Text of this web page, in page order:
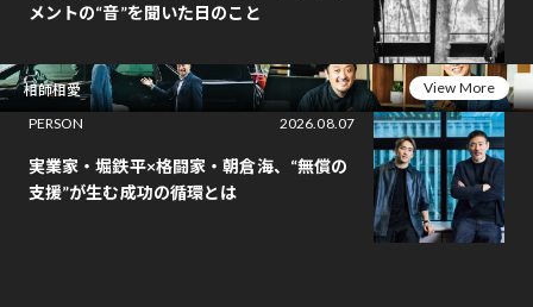
メントの“音”を聞いた日のこと
相師相愛
View More
PERSON
2026.08.07
実業家・堀鉄平×格闘家・朝倉海、“無償の
支援”が生む成功の循環とは